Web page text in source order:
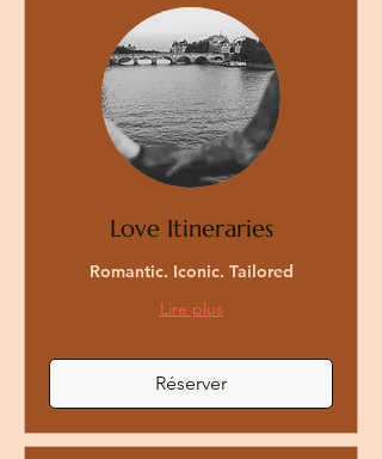
Love Itineraries
Romantic. Iconic. Tailored
Lire plus
Réserver